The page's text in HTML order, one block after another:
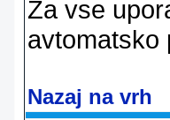
Za vse
avtomatsko
Nazaj na vrh